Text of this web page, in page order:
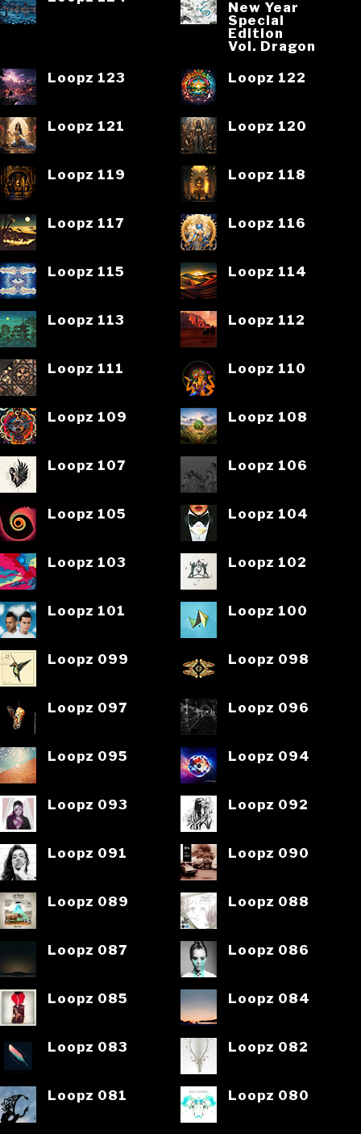
New Year
Special
Edition
Vol. Dragon
Loopz 123
Loopz 122
Loopz 121 Loopz 120
Loopz 119 Loopz 118
Loopz 117 Loopz 116
Loopz 115 Loopz 114
Loopz 113 Loopz 112
Loopz 111 Loopz 110
Loopz 109 Loopz 108
Loopz 107 Loopz 106
Loopz 105 Loopz 104
Loopz 103 Loopz 102
Loopz 101 Loopz 100
Loopz 099 Loopz 098
Loopz 097 Loopz 096
Loopz 095 Loopz 094
Loopz 093 Loopz 092
Loopz 091 Loopz 090
Loopz 089 Loopz 088
Loopz 087 Loopz 086
Loopz 085 Loopz 084
Loopz 083 Loopz 082
Loopz 081 Loopz 080